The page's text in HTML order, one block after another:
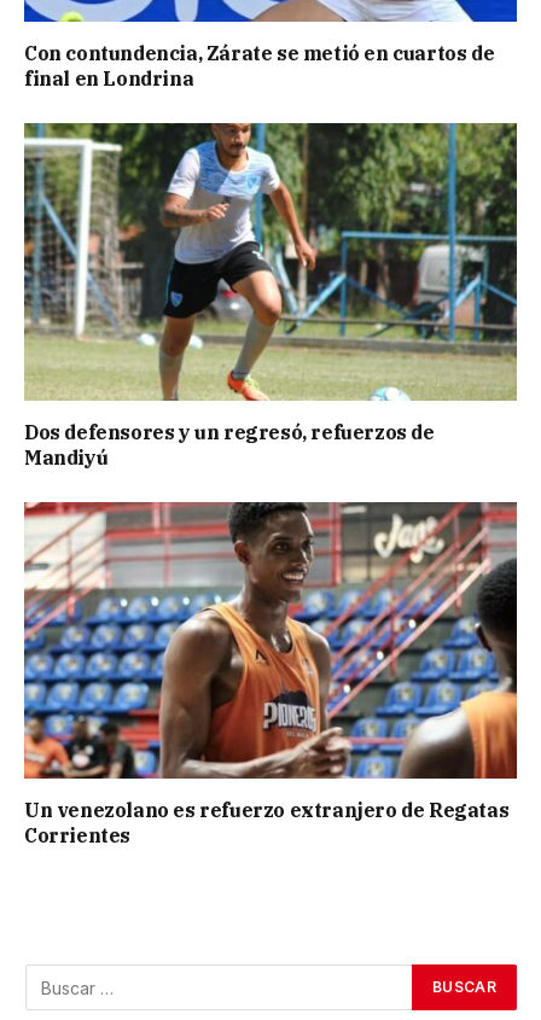
Con contundencia, Zárate se metió en cuartos de
final en Londrina
Dos defensores y un regresó, refuerzos de
Mandiyú
Un venezolano es refuerzo extranjero de Regatas
Corrientes